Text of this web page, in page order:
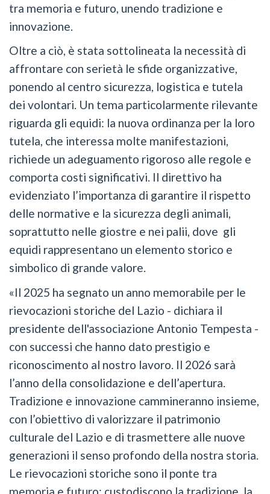
tra memoria e futuro, unendo tradizione e
innovazione.
Oltre a ciò, è stata sottolineata la necessità di
affrontare con serietà le sfide organizzative,
ponendo al centro sicurezza, logistica e tutela
dei volontari. Un tema particolarmente rilevante
riguarda gli equidi: la nuova ordinanza per la loro
tutela, che interessa molte manifestazioni,
richiede un adeguamento rigoroso alle regole e
comporta costi significativi. Il direttivo ha
evidenziato l’importanza di garantire il rispetto
delle normative e la sicurezza degli animali,
soprattutto nelle giostre e nei palii, dove gli
equidi rappresentano un elemento storico e
simbolico di grande valore.
«Il 2025 ha segnato un anno memorabile per le
rievocazioni storiche del Lazio - dichiara il
presidente dell'associazione Antonio Tempesta -
con successi che hanno dato prestigio e
riconoscimento al nostro lavoro. Il 2026 sarà
l’anno della consolidazione e dell’apertura.
Tradizione e innovazione cammineranno insieme,
con l’obiettivo di valorizzare il patrimonio
culturale del Lazio e di trasmettere alle nuove
generazioni il senso profondo della nostra storia.
Le rievocazioni storiche sono il ponte tra
memoria e futuro: custodiscono la tradizione, la